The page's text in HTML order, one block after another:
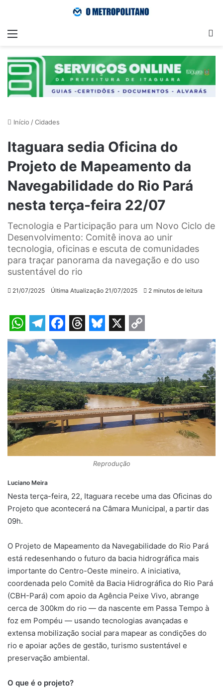
Menu
Início /Cidades
Itaguara sedia Oficina do
Projeto de Mapeamento da
Navegabilidade do Rio Pará
nesta terça-feira 22/07
Tecnologia e Participação para um Novo Ciclo de
Desenvolvimento: Comitê inova ao unir
tecnologia, oficinas e escuta de comunidades
para traçar panorama da navegação e do uso
sustentável do rio
21/07/2025 Última Atualização 21/07/2025 2 minutos de leitura
W
h
a
t
s
A
p
p
T
e
l
e
g
r
a
m
F
a
c
e
b
o
o
k
T
h
r
e
a
d
s
B
l
u
e
s
k
y
X C
o
p
y
L
i
n
Reprodução
Luciano Meira
Nesta terça-feira, 22, Itaguara recebe uma das Oficinas do
Projeto que acontecerá na Câmara Municipal, a partir das
09h.
O Projeto de Mapeamento da Navegabilidade do Rio Pará
está redesenhando o futuro da bacia hidrográfica mais
importante do Centro-Oeste mineiro. A iniciativa,
coordenada pelo Comitê da Bacia Hidrográfica do Rio Pará
(CBH-Pará) com apoio da Agência Peixe Vivo, abrange
cerca de 300km do rio — da nascente em Passa Tempo à
foz em Pompéu — usando tecnologias avançadas e
extensa mobilização social para mapear as condições do
rio e apoiar ações de gestão, turismo sustentável e
preservação ambiental.
O que é o projeto?